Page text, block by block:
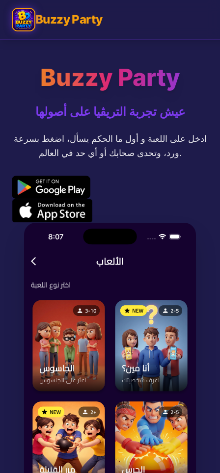
Buzzy Party
Buzzy Party
عيش تجربة التريڤيا على أصولها
ادخل على اللعبة و أول ما الحكم يسأل، اضغط بسرعة
ورد، وتحدى صحابك أو أي حد في العالم.